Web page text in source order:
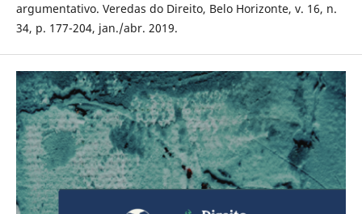
argumentativo. Veredas do Direito, Belo Horizonte, v. 16, n.
34, p. 177-204, jan./abr. 2019.